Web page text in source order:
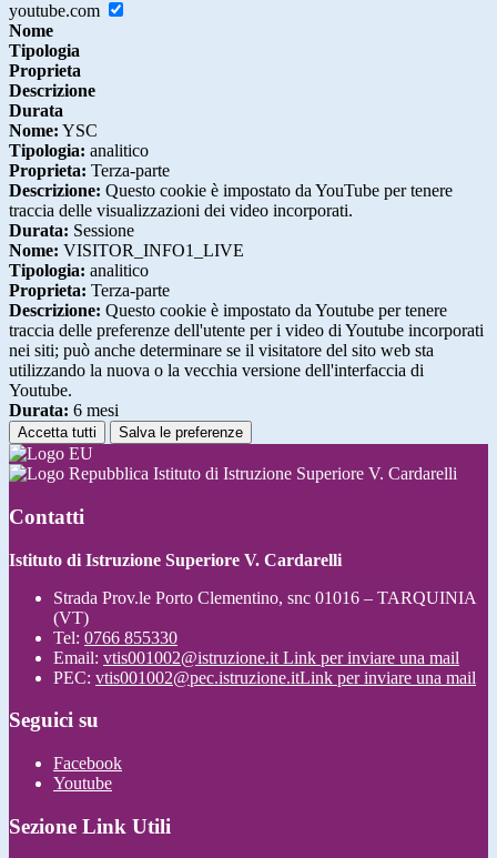
youtube.com
Nome
Tipologia
Proprieta
Descrizione
Durata
Nome: YSC
Tipologia: analitico
Proprieta: Terza-parte
Descrizione: Questo cookie è impostato da YouTube per tenere
traccia delle visualizzazioni dei video incorporati.
Durata: Sessione
Nome: VISITOR_INFO1_LIVE
Tipologia: analitico
Proprieta: Terza-parte
Descrizione: Questo cookie è impostato da Youtube per tenere
traccia delle preferenze dell'utente per i video di Youtube incorporati
nei siti; può anche determinare se il visitatore del sito web sta
utilizzando la nuova o la vecchia versione dell'interfaccia di
Youtube.
Durata: 6 mesi
Accetta tutti Salva le preferenze
Istituto di Istruzione Superiore V. Cardarelli
Contatti
Istituto di Istruzione Superiore V. Cardarelli
Strada Prov.le Porto Clementino, snc 01016 – TARQUINIA
(VT)
Tel: 0766 855330
Email: vtis001002@istruzione.it Link per inviare una mail
PEC: vtis001002@pec.istruzione.itLink per inviare una mail
Seguici su
Facebook
Youtube
Sezione Link Utili